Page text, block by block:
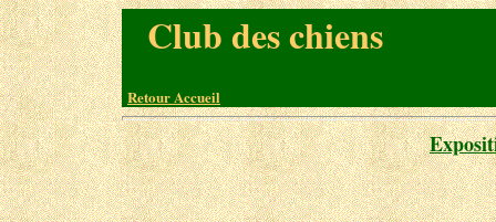
Club des chiens
Retour Accueil